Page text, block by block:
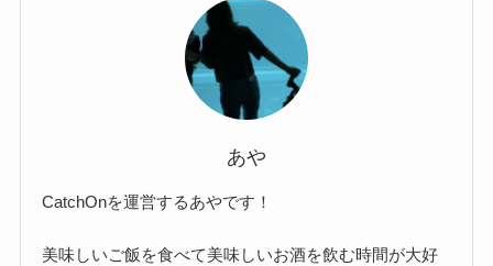
あや
CatchOnを運営するあやです！
美味しいご飯を食べて美味しいお酒を飲む時間が大好